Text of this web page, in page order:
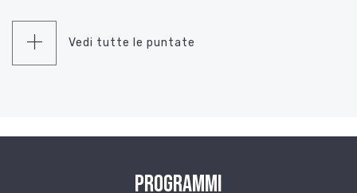
Vedi tutte le puntate
Programmi